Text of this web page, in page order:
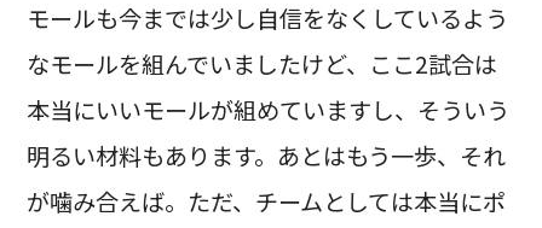
モールも今までは少し自信をなくしているよう
なモールを組んでいましたけど、ここ2試合は
本当にいいモールが組めていますし、そういう
明るい材料もあります。あとはもう一歩、それ
が噛み合えば。ただ、チームとしては本当にポ